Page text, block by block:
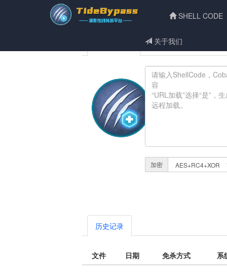
SHELL CODE
关于我们
使用说明
加密
历史记录
文件 日期 免杀方式 系